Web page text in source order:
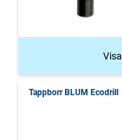
Visa
Tappborr BLUM Ecodrill